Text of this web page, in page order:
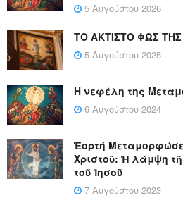
5 Αυγούστου 2026
ΤΟ ΑΚΤΙΣΤΟ ΦΩΣ
5 Αυγούστου 2025
Η νεφέλη της
6 Αυγούστου 2024
Ἑορτή
Χριστοῦ: Ἡ λάμψη
τοῦ Ἰησοῦ
7 Αυγούστου 2023